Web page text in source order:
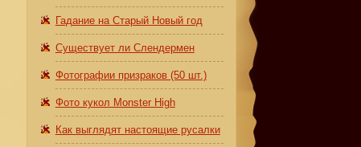
Гадание на Старый Новый год
Существует ли Слендермен
Фотографии призраков (50 шт.)
Фото кукол Monster High
Как выглядят настоящие русалки